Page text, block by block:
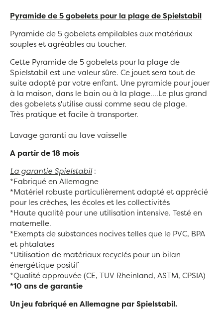
Pyramide de 5 gobelets pour la plage de Spielstabil
Pyramide de 5 gobelets empilables aux matériaux
souples et agréables au toucher.
Cette Pyramide de 5 gobelets pour la plage de
Spielstabil est une valeur sûre. Ce jouet sera tout de
suite adopté par votre enfant. Une pyramide pour jouer
à la maison, dans le bain ou à la plage....Le plus grand
des gobelets s'utilise aussi comme seau de plage.
Très pratique et facile à transporter.
Lavage garanti au lave vaisselle
A partir de 18 mois
La garantie Spielstabil:
*Fabriqué en Allemagne
*Matériel robuste particulièrement adapté et apprécié
pour les crèches, les écoles et les collectivités
*Haute qualité pour une utilisation intensive. Testé en
maternelle.
*Exempts de substances nocives telles que le PVC, BPA
et phtalates
*Utilisation de matériaux recyclés pour un bilan
énergétique positif
*Qualité approuvée (CE, TUV Rheinland, ASTM, CPSIA)
*10 ans de garantie
Un jeu fabriqué en Allemagne par Spielstabil.